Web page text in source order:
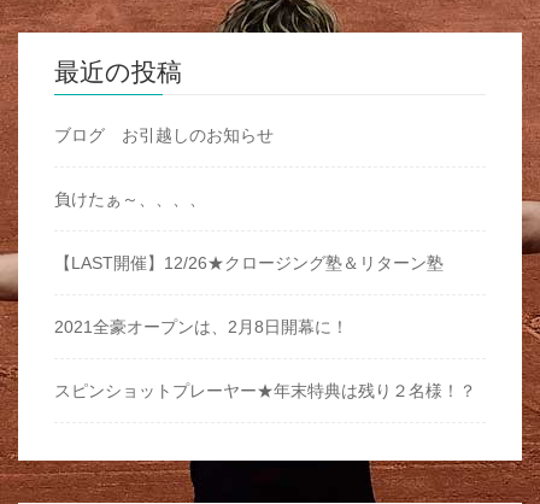
最近の投稿
ブログ お引越しのお知らせ
負けたぁ～、、、、
【LAST開催】12/26★クロージング塾＆リターン塾
2021全豪オープンは、2月8日開幕に！
スピンショットプレーヤー★年末特典は残り２名様！？